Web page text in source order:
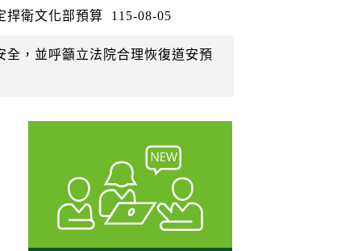
捍衛文化部預算 115-08-05
，並呼籲立法院合理恢復道安預